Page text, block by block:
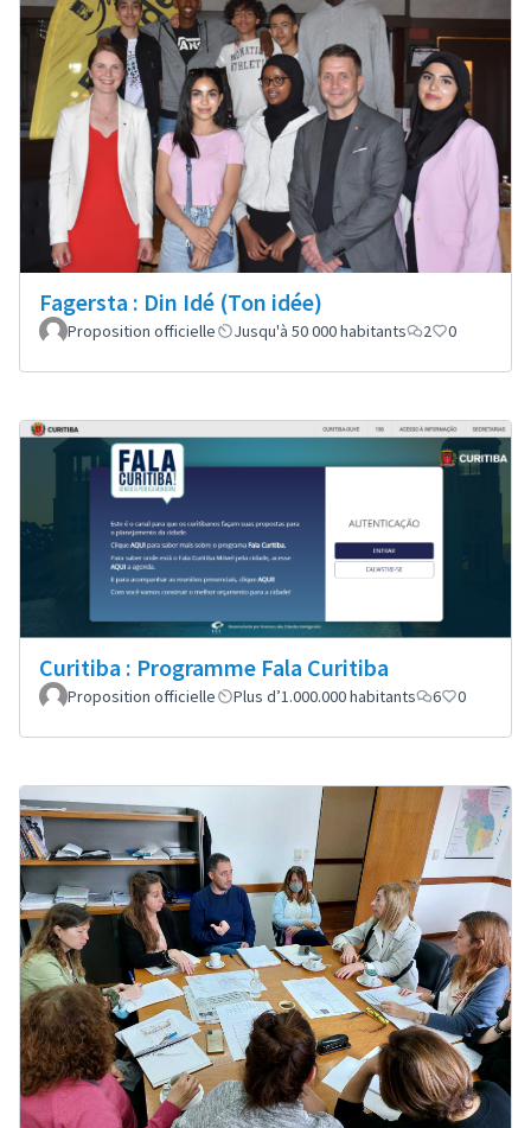
Fagersta : Din Idé (Ton idée)
Proposition officielle Jusqu'à 50 000 habitants 2 0
Curitiba : Programme Fala Curitiba
Proposition officielle Plus d’1.000.000 habitants 6 0